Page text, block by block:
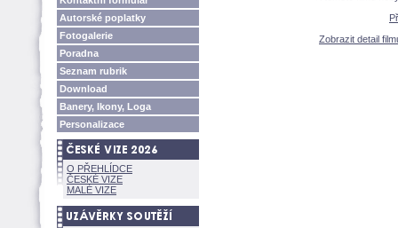
Autorské poplatky
Fotogalerie
Poradna
Seznam rubrik
Download
Banery, Ikony, Loga
Personalizace
O PŘEHLÍDCE
ČESKÉ VIZE
MALÉ VIZE
Zobrazit detail